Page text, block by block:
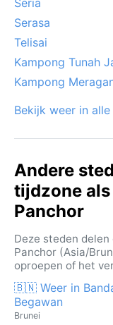
drukkende
weer in dit deel
echt tropisch
waar de natuur
Serasa
Telisai
Kampong Tunah
Kampong
Bekijk weer in
Andere
tijdzone als
Panchor
Deze steden
Panchor (Asia/
oproepen of het
🇧🇳 Weer in
Begawan
Brunei